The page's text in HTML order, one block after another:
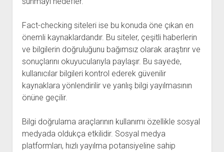
Fact-checking siteleri ise bu konuda öne çıkan en
önemli kaynaklardandır. Bu siteler, çeşitli haberlerin
ve bilgilerin doğruluğunu bağımsız olarak araştırır ve
sonuçlarını okuyucularıyla paylaşır. Bu sayede,
kullanıcılar bilgileri kontrol ederek güvenilir
kaynaklara yönlendirilir ve yanlış bilgi yayılmasının
önüne geçilir.
Bilgi doğrulama araçlarının kullanımı özellikle sosyal
medyada oldukça etkilidir. Sosyal medya
platformları, hızlı yayılma potansiyeline sahip